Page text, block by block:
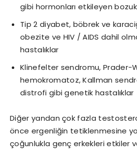
gibi hormonları etkileyen
Tip 2 diyabet, böbrek ve
obezite ve HIV / AIDS dahil
hastalıklar
Klinefelter sendromu, Prader-
hemokromatoz, Kallman
distrofi gibi genetik hastalıklar
Diğer yandan çok fazla
önce ergenliğin tetiklenmesine
çoğunlukla genç erkekleri etkiler